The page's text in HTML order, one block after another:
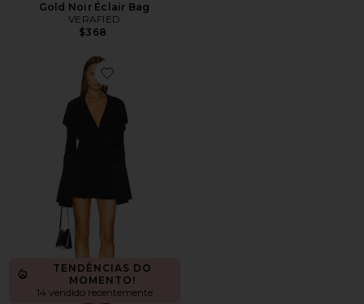
Gold Noir Éclair Bag
VERAFIED
$368
Favorite VESTIDO CURTO DE MANGA COMPRIDA
TENDÊNCIAS DO
MOMENTO!
14 vendido recentemente